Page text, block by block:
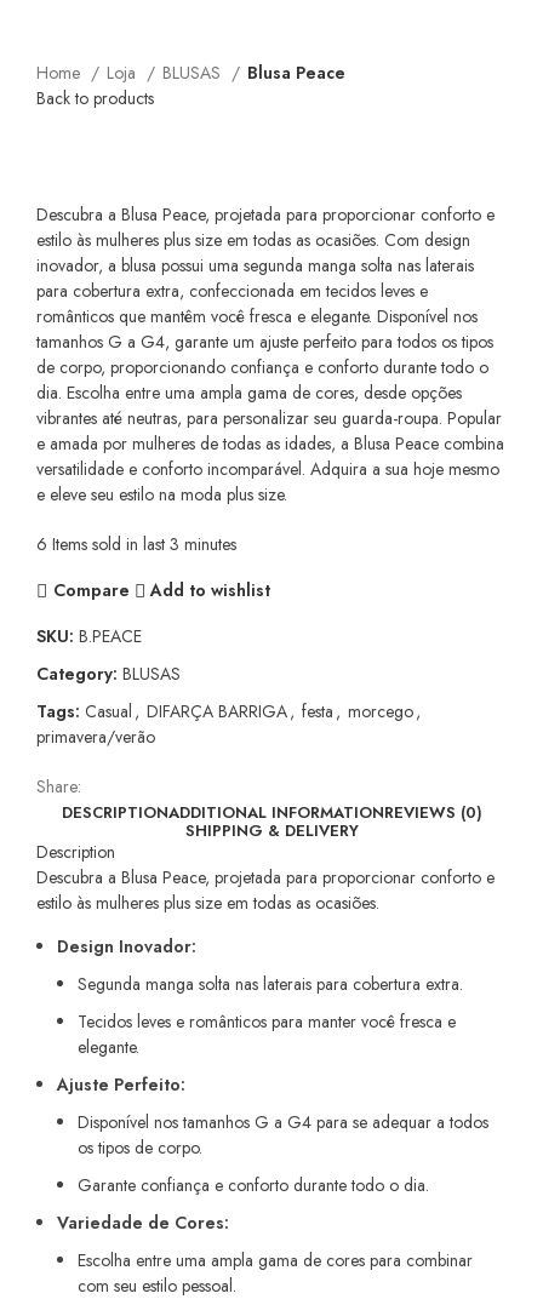
Home Loja BLUSAS
Blusa Peace
Back to products
Descubra a Blusa Peace, projetada para proporcionar conforto e
estilo às mulheres plus size em todas as ocasiões. Com design
inovador, a blusa possui uma segunda manga solta nas laterais
para cobertura extra, confeccionada em tecidos leves e
românticos que mantêm você fresca e elegante. Disponível nos
tamanhos G a G4, garante um ajuste perfeito para todos os tipos
de corpo, proporcionando confiança e conforto durante todo o
dia. Escolha entre uma ampla gama de cores, desde opções
vibrantes até neutras, para personalizar seu guarda-roupa. Popular
e amada por mulheres de todas as idades, a Blusa Peace combina
versatilidade e conforto incomparável. Adquira a sua hoje mesmo
e eleve seu estilo na moda plus size.
6 Items sold in last 3 minutes
Compare
Add to wishlist
SKU: B.PEACE
Category: BLUSAS
Tags: Casual , DIFARÇA BARRIGA, festa , morcego,
primavera/verão
Share:
DESCRIPTIONADDITIONAL INFORMATIONREVIEWS (0)
SHIPPING & DELIVERY
Description
Descubra a Blusa Peace, projetada para proporcionar conforto e
estilo às mulheres plus size em todas as ocasiões.
Design Inovador:
Segunda manga solta nas laterais para cobertura extra.
Tecidos leves e românticos para manter você fresca e
elegante.
Ajuste Perfeito:
Disponível nos tamanhos G a G4 para se adequar a todos
os tipos de corpo.
Garante confiança e conforto durante todo o dia.
Variedade de Cores:
Escolha entre uma ampla gama de cores para combinar
com seu estilo pessoal.